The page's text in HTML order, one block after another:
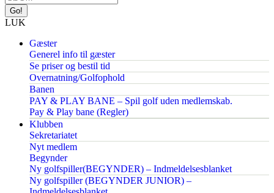
LUK
Gæster
Generel info til gæster
Se priser og bestil tid
Overnatning/Golfophold
Banen
PAY & PLAY BANE – Spil golf uden medlemskab.
Pay & Play bane (Regler)
Klubben
Sekretariatet
Nyt medlem
Begynder
Ny golfspiller(BEGYNDER) – Indmeldelsesblanket
Ny golfspiller (BEGYNDER JUNIOR) –